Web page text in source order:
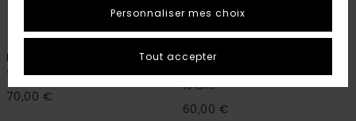
RECYCLED
Big
Short Bleu Garçon 8-16 ans
70,00 €
1 RECYCLED
Big 5
Short en denim Bleu Garçon 8-
16 ans
60,00 €
Personnaliser mes choix
Tout accepter